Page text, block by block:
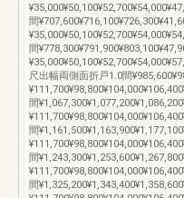
間
間
尺出幅両側面折戸1.0間
間
間
間
間